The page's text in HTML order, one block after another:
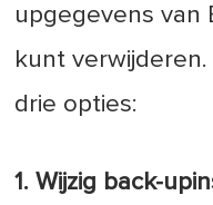
upgegevens van
kunt
drie opties:
1. Wijzig back-